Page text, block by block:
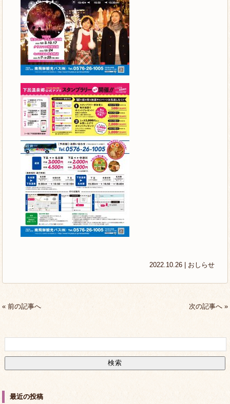
2022.10.26 | おしらせ
« 前の記事へ 次の記事へ »
最近の投稿